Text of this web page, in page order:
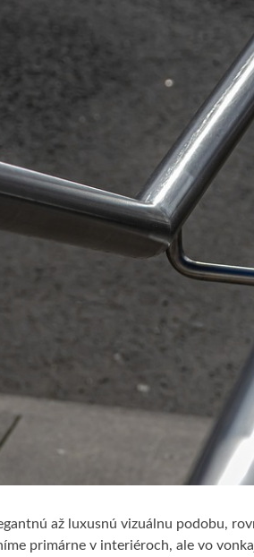
až luxusnú vizuálnu podobu,
primárne v interiéroch, ale vo